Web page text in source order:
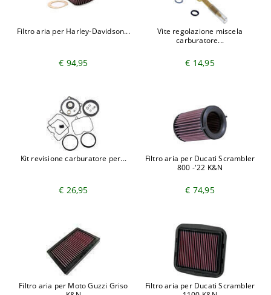
Filtro aria per Harley-Davidson...
€ 94,95
Vite regolazione miscela
carburatore...
€ 14,95
Kit revisione carburatore per...
€ 26,95
Filtro aria per Ducati Scrambler
800 -'22 K&N
€ 74,95
Filtro aria per Moto Guzzi Griso
Filtro aria per Ducati Scrambler